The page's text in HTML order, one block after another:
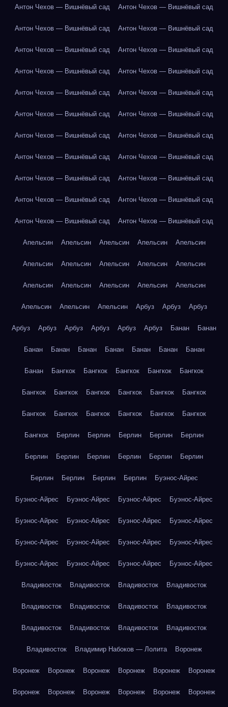
Антон Чехов — Вишнёвый сад Антон Чехов — Вишнёвый сад
Антон Чехов — Вишнёвый сад Антон Чехов — Вишнёвый сад
Антон Чехов — Вишнёвый сад Антон Чехов — Вишнёвый сад
Антон Чехов — Вишнёвый сад Антон Чехов — Вишнёвый сад
Антон Чехов — Вишнёвый сад Антон Чехов — Вишнёвый сад
Антон Чехов — Вишнёвый сад Антон Чехов — Вишнёвый сад
Антон Чехов — Вишнёвый сад Антон Чехов — Вишнёвый сад
Антон Чехов — Вишнёвый сад Антон Чехов — Вишнёвый сад
Антон Чехов — Вишнёвый сад Антон Чехов — Вишнёвый сад
Антон Чехов — Вишнёвый сад Антон Чехов — Вишнёвый сад
Антон Чехов — Вишнёвый сад Антон Чехов — Вишнёвый сад
Апельсин Апельсин Апельсин Апельсин Апельсин
Апельсин Апельсин Апельсин Апельсин Апельсин
Апельсин Апельсин Апельсин Апельсин Апельсин
Апельсин Апельсин Апельсин Арбуз Арбуз Арбуз
Арбуз Арбуз Арбуз Арбуз Арбуз Арбуз Банан Банан
Банан Банан Банан Банан Банан Банан Банан
Банан Бангкок Бангкок Бангкок Бангкок Бангкок
Бангкок Бангкок Бангкок Бангкок Бангкок Бангкок
Бангкок Бангкок Бангкок Бангкок Бангкок Бангкок
Бангкок Берлин Берлин Берлин Берлин Берлин
Берлин Берлин Берлин Берлин Берлин Берлин
Берлин Берлин Берлин Берлин Буэнос-Айрес
Буэнос-Айрес Буэнос-Айрес Буэнос-Айрес Буэнос-Айрес
Буэнос-Айрес Буэнос-Айрес Буэнос-Айрес Буэнос-Айрес
Буэнос-Айрес Буэнос-Айрес Буэнос-Айрес Буэнос-Айрес
Буэнос-Айрес Буэнос-Айрес Буэнос-Айрес Буэнос-Айрес
Владивосток Владивосток Владивосток Владивосток
Владивосток Владивосток Владивосток Владивосток
Владивосток Владивосток Владивосток Владивосток
Владивосток Владимир Набоков — Лолита Воронеж
Воронеж Воронеж Воронеж Воронеж Воронеж Воронеж
Воронеж Воронеж Воронеж Воронеж Воронеж Воронеж